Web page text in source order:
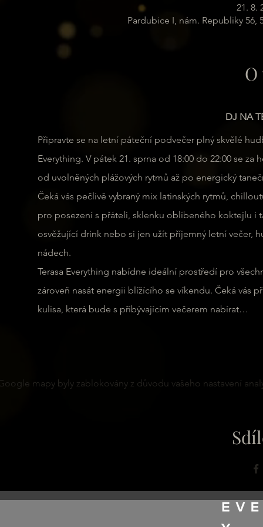
21. 8.
Pardubice I, nám. Republiky 56,
DJ NA
Připravte se na letní páteční podvečer plný skvělé
Everything. V pátek 21. sprna od 18:00 do 22:00 se
od uvolněných plážových rytmů až po energický
Čeká vás pečlivě vybraný mix latinských rytmů,
pro posezení s přáteli, sklenku oblíbeného koktejlu i
osvěžující drink nebo si jen užít příjemný letní večer,
nádech.
Terasa Everything nabídne ideální prostředí pro
zároveň nasát energii blížícího se víkendu. Čeká vás
kulisa, která bude s přibývajícím večerem nabírat…
mapy byly zablokovány z důvodu vašeho nastavení